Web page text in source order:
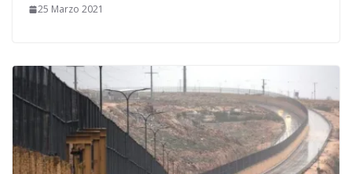
25 Marzo 2021